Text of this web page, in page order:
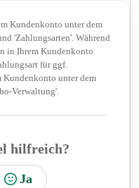
Kundenkonto unter dem
'Zahlungsarten'. Während
in Ihrem Kundenkonto
für ggf.
Kundenkonto unter dem
Verwaltung'.
hilfreich?
Ja